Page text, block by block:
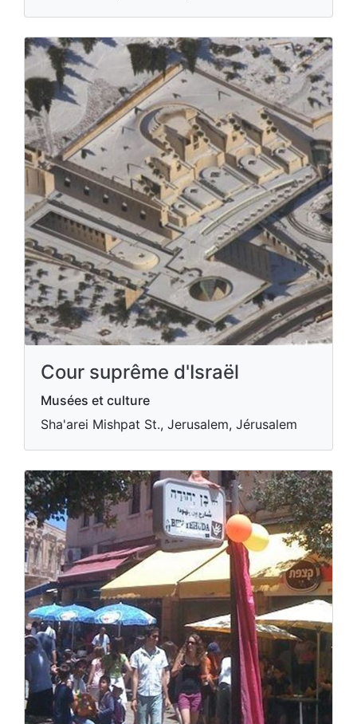
Cour suprême d'Israël
Musées et culture
Sha'arei Mishpat St., Jerusalem, Jérusalem